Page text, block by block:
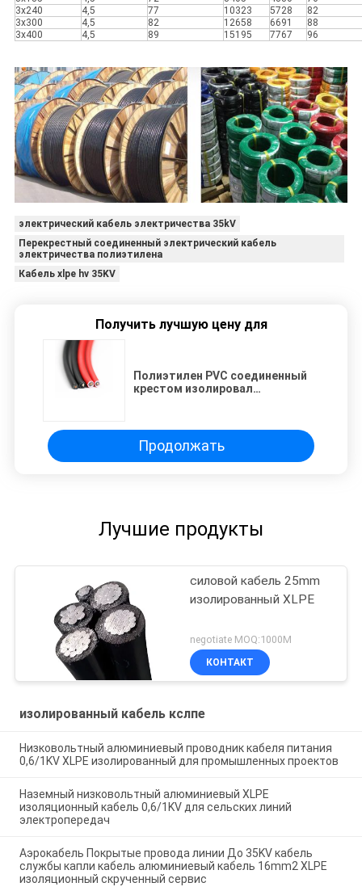
3x240
4,5 77 10323 5728
82
3x300
4,5 82 12658 6691
88
3x400
4,5 89 15195 7767 96
электрический кабель электричества 35kV
Перекрестный соединенный электрический кабель
электричества полиэтилена
Кабель xlpe hv 35KV
Получить лучшую цену для
Полиэтилен PVC соединенный
крестом изолировал
Продолжать
Лучшие продукты
силовой кабель 25mm
изолированный XLPE
negotiate MOQ:1000M
КОНТАКТ
изолированный кабель кслпе
Низковольтный алюминиевый проводник кабеля питания
0,6/1KV XLPE изолированный для промышленных проектов
Наземный низковольтный алюминиевый XLPE
изоляционный кабель 0,6/1KV для сельских линий
электропередач
Аэрокабель Покрытые провода линии До 35KV кабель
службы капли кабель алюминиевый кабель 16mm2 XLPE
изоляционный скрученный сервис